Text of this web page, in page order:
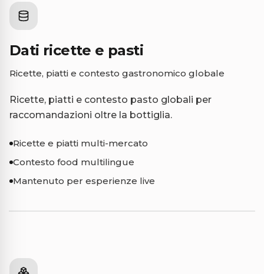
Dati ricette e pasti
Ricette, piatti e contesto gastronomico globale
Ricette, piatti e contesto pasto globali per
raccomandazioni oltre la bottiglia.
Ricette e piatti multi-mercato
Contesto food multilingue
Mantenuto per esperienze live